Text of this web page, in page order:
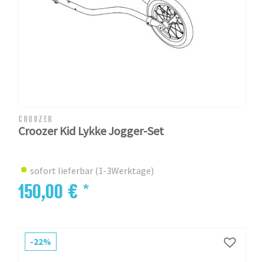
CROOZER
Croozer Kid Lykke Jogger-Set
sofort lieferbar (1-3Werktage)
150,00 € *
-22%